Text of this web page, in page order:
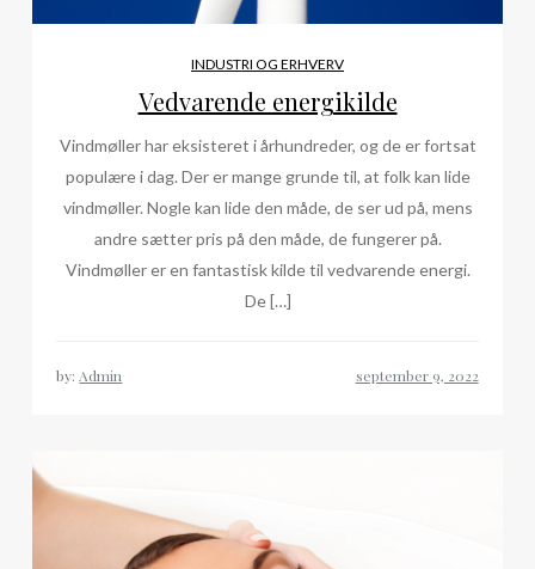
INDUSTRI OG ERHVERV
Vedvarende energikilde
Vindmøller har eksisteret i århundreder, og de er fortsat
populære i dag. Der er mange grunde til, at folk kan lide
vindmøller. Nogle kan lide den måde, de ser ud på, mens
andre sætter pris på den måde, de fungerer på.
Vindmøller er en fantastisk kilde til vedvarende energi.
De […]
by: Admin